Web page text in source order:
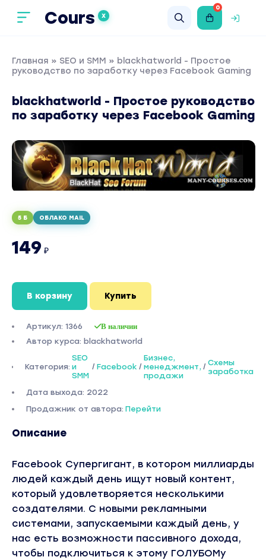
Cours X
0
Главная » SEO и SMM » blackhatworld - Простое
руководство по заработку через Facebook Gaming
blackhatworld - Простое руководство
по заработку через Facebook Gaming
5 Б ОБЛАКО MAIL
149 ₽
В корзину Купить
Артикул: 1366 В наличии
Автор курса: blackhatworld
Категория:
SEO
и
SMM
/ Facebook /
Бизнес,
менеджмент,
продажи
/ Схемы
заработка
Дата выхода: 2022
Продажник от автора: Перейти
Описание
Facebook Супергигант, в котором миллиарды
людей каждый день ищут новый контент,
который удовлетворяется несколькими
создателями. С новыми рекламными
системами, запускаемыми каждый день, у
нас есть возможности пассивного дохода,
чтобы подключиться к этому ГОЛУБОМу